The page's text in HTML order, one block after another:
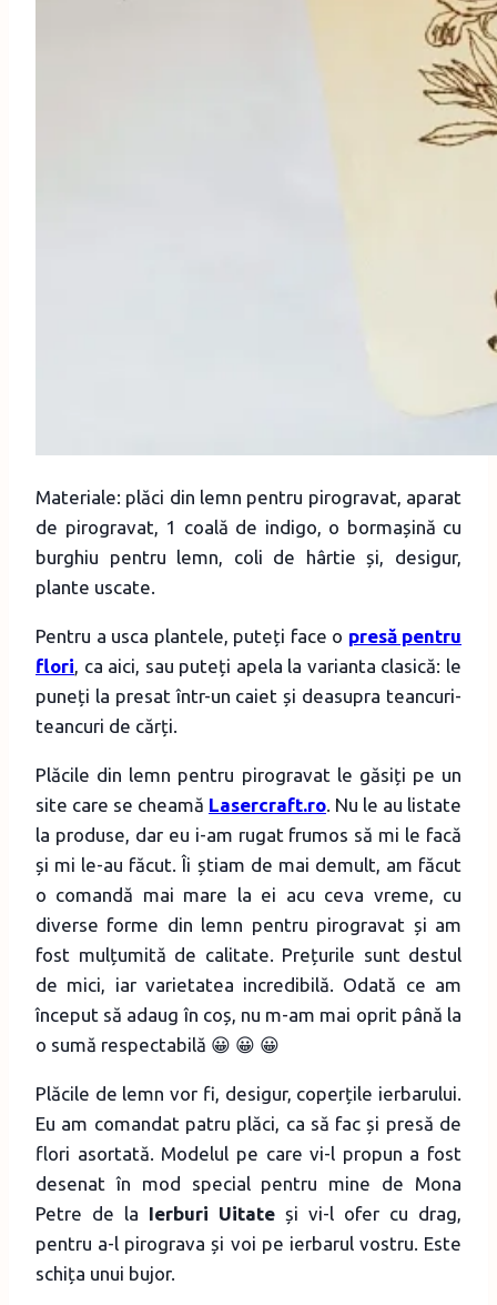
Materiale: plăci din lemn pentru pirogravat, aparat
de pirogravat, 1 coală de indigo, o bormașină cu
burghiu pentru lemn, coli de hârtie și, desigur,
plante uscate.
Pentru a usca plantele, puteți face o presă pentru
flori, ca aici, sau puteți apela la varianta clasică: le
puneți la presat într-un caiet și deasupra teancuri-
teancuri de cărți.
Plăcile din lemn pentru pirogravat le găsiți pe un
site care se cheamă Lasercraft.ro. Nu le au listate
la produse, dar eu i-am rugat frumos să mi le facă
și mi le-au făcut. Îi știam de mai demult, am făcut
o comandă mai mare la ei acu ceva vreme, cu
diverse forme din lemn pentru pirogravat și am
fost mulțumită de calitate. Prețurile sunt destul
de mici, iar varietatea incredibilă. Odată ce am
început să adaug în coș, nu m-am mai oprit până la
o sumă respectabilă 😀 😀 😀
Plăcile de lemn vor fi, desigur, coperțile ierbarului.
Eu am comandat patru plăci, ca să fac și presă de
flori asortată. Modelul pe care vi-l propun a fost
desenat în mod special pentru mine de Mona
Petre de la Ierburi Uitate și vi-l ofer cu drag,
pentru a-l pirograva și voi pe ierbarul vostru. Este
schița unui bujor.